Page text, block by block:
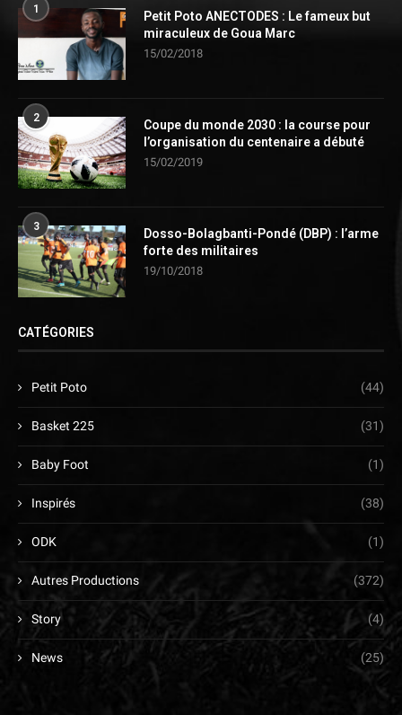
1
Petit Poto ANECTODES : Le fameux but
miraculeux de Goua Marc
15/02/2018
2
Coupe du monde 2030 : la course pour
l’organisation du centenaire a débuté
15/02/2019
3
Dosso-Bolagbanti-Pondé (DBP) : l’arme
forte des militaires
19/10/2018
CATÉGORIES
Petit Poto (44)
Basket 225 (31)
Baby Foot (1)
Inspirés (38)
ODK (1)
Autres Productions (372)
Story (4)
News (25)